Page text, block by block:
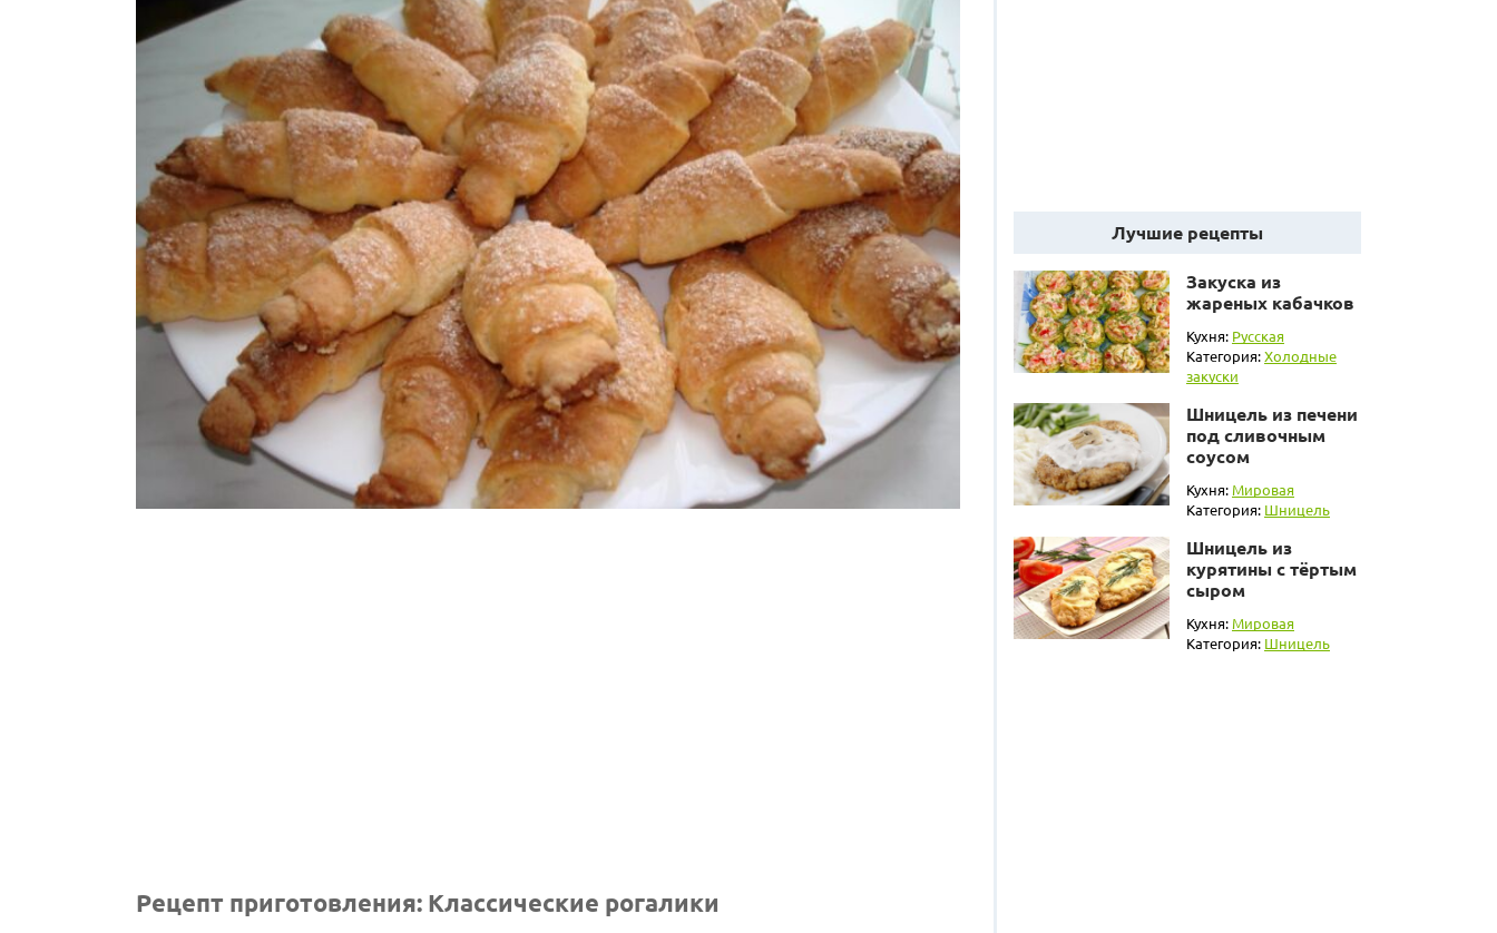
Рецепт приготовления: Классические рогалики
Лучшие рецепты
Закуска из
жареных кабачков
Кухня: Русская
Категория:Холодные
закуски
Шницель из печени
под сливочным
соусом
Кухня: Мировая
Категория: Шницель
Шницель из
курятины с тёртым
сыром
Кухня: Мировая
Категория: Шницель